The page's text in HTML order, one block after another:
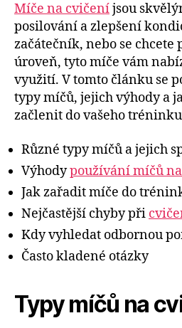
Míče na cvičeníjsou
posilování a zlepšení
začátečník, nebo se chcete
úroveň, tyto míče vám
využití. V tomto článku se
typy míčů, jejich výhody a
začlenit do vašeho
Různé typy míčů a jejich
Výhodypoužívání míčů
Jak zařadit míče do
Nejčastější chyby při
Kdy vyhledat odbornou
Často kladené otázky
Typy míčů na